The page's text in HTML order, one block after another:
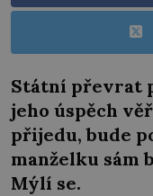
Státní převrat
jeho úspěch
přijedu, bude
manželku sám
Mýlí se.